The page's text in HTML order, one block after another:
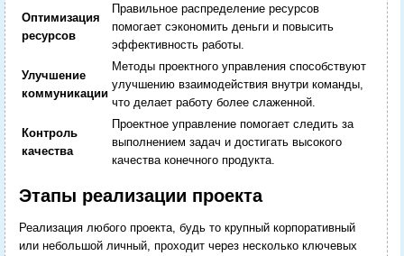
Оптимизация
ресурсов
Правильное распределение ресурсов
помогает сэкономить деньги и повысить
эффективность работы.
Улучшение
коммуникации
Методы проектного управления способствуют
улучшению взаимодействия внутри команды,
что делает работу более слаженной.
Контроль
качества
Проектное управление помогает следить за
выполнением задач и достигать высокого
качества конечного продукта.
Этапы реализации проекта
Реализация любого проекта, будь то крупный корпоративный
или небольшой личный, проходит через несколько ключевых